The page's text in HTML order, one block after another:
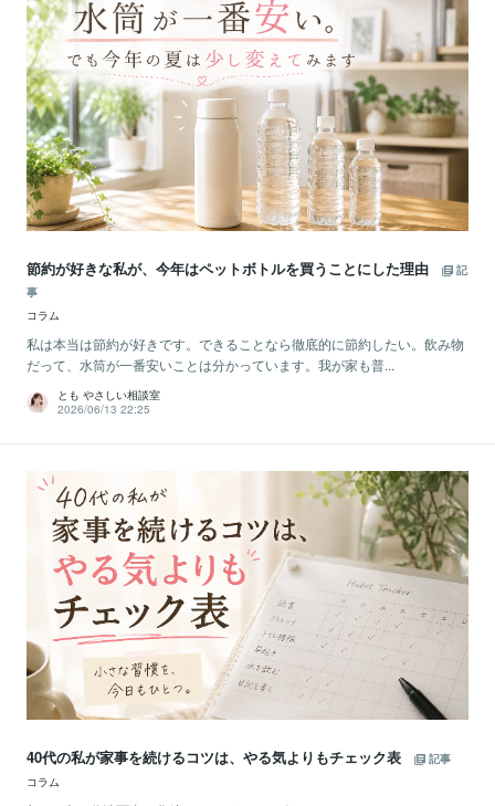
節約が好きな私が、今年はペットボトルを買うことにした理由
記
事
コラム
私は本当は節約が好きです。できることなら徹底的に節約したい。飲み物
だって、水筒が一番安いことは分かっています。我が家も普...
とも やさしい相談室
2026/06/13 22:25
40代の私が家事を続けるコツは、やる気よりもチェック表
記事
コラム